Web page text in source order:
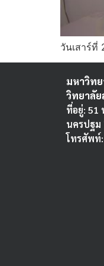
วันเสาร์ที่
มหาวิท
วิทยาลั
ที่อยู่: 51
นครปฐม
โทรศัพท์: